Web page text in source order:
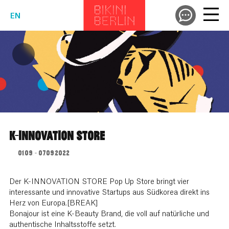
EN
K-INNOVATION STORE
01.09. - 07.09.2022
Der K-INNOVATION STORE Pop Up Store bringt vier
interessante und innovative Startups aus Südkorea direkt ins
Herz von Europa.[BREAK]
Bonajour ist eine K-Beauty Brand, die voll auf natürliche und
authentische Inhaltsstoffe setzt.